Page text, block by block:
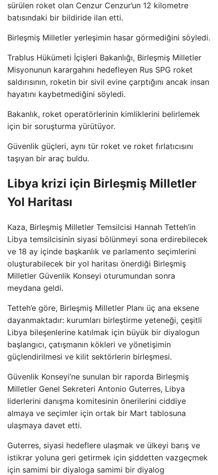
sürülen roket olan Cenzur Cenzur’un 12 kilometre
batısındaki bir bildiride ilan etti.
Birleşmiş Milletler yerleşimin hasar görmediğini söyledi.
Trablus Hükümeti İçişleri Bakanlığı, Birleşmiş Milletler
Misyonunun karargahını hedefleyen Rus SPG roket
saldırısının, roketin bir sivil evine çarptığını ancak insan
hayatını kaybetmediğini söyledi.
Bakanlık, roket operatörlerinin kimliklerini belirlemek
için bir soruşturma yürütüyor.
Güvenlik güçleri, aynı tür roket ve roket fırlatıcısını
taşıyan bir araç buldu.
Libya krizi için Birleşmiş Milletler
Yol Haritası
Kaza, Birleşmiş Milletler Temsilcisi Hannah Tetteh’in
Libya temsilcisinin siyasi bölünmeyi sona erdirebilecek
ve 18 ay içinde başkanlık ve parlamento seçimlerini
oluşturabilecek bir yol haritası önerdiği Birleşmiş
Milletler Güvenlik Konseyi oturumundan sonra
meydana geldi.
Tetteh’e göre, Birleşmiş Milletler Planı üç ana eksene
dayanmaktadır: kurumları birleştirme yeteneği, çeşitli
Libya bileşenlerine katılmak için büyük bir diyalogun
başlangıcı, çatışmanın kökleri ve yönetişimin
güçlendirilmesi ve kilit sektörlerin birleşmesi.
Güvenlik Konseyi’ne sunulan bir raporda Birleşmiş
Milletler Genel Sekreteri Antonio Guterres, Libya
liderlerini danışma komitesinin önerilerini ciddiye
almaya ve seçimler için ortak bir Mart tablosuna
ulaşmaya davet etti.
Guterres, siyasi hedeflere ulaşmak ve ülkeyi barış ve
istikrar yoluna geri getirmek için şiddetten vazgeçmek
için samimi bir diyaloga samimi bir diyalog